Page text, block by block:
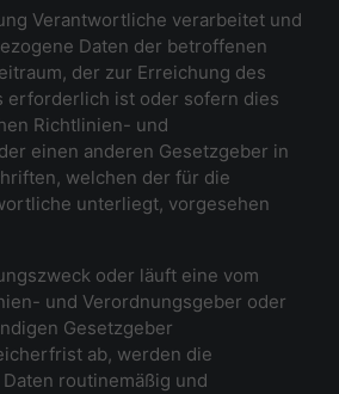
Verantwortliche verarbeitet und
Daten der betroffenen
der zur Erreichung des
erforderlich ist oder sofern dies
Richtlinien- und
einen anderen Gesetzgeber in
welchen der für die
unterliegt, vorgesehen
oder läuft eine vom
und Verordnungsgeber oder
Gesetzgeber
ab, werden die
routinemäßig und